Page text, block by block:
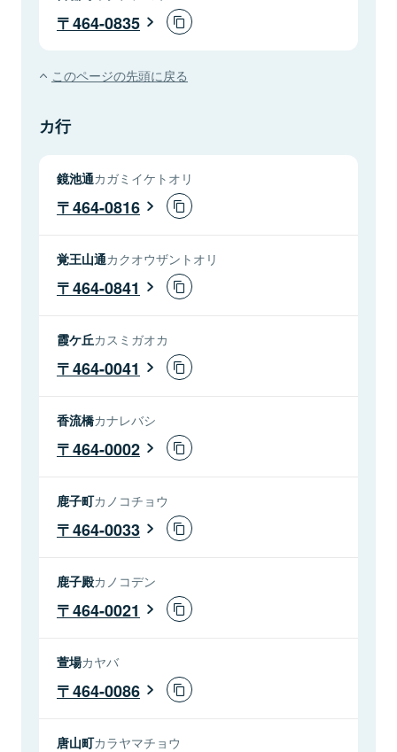
464-0835
このページの先頭に戻る
カ行
鏡池通カガミイケトオリ
464-0816
覚王山通カクオウザントオリ
464-0841
霞ケ丘カスミガオカ
464-0041
香流橋カナレバシ
464-0002
鹿子町カノコチョウ
464-0033
鹿子殿カノコデン
464-0021
萱場カヤバ
464-0086
唐山町カラヤマチョウ